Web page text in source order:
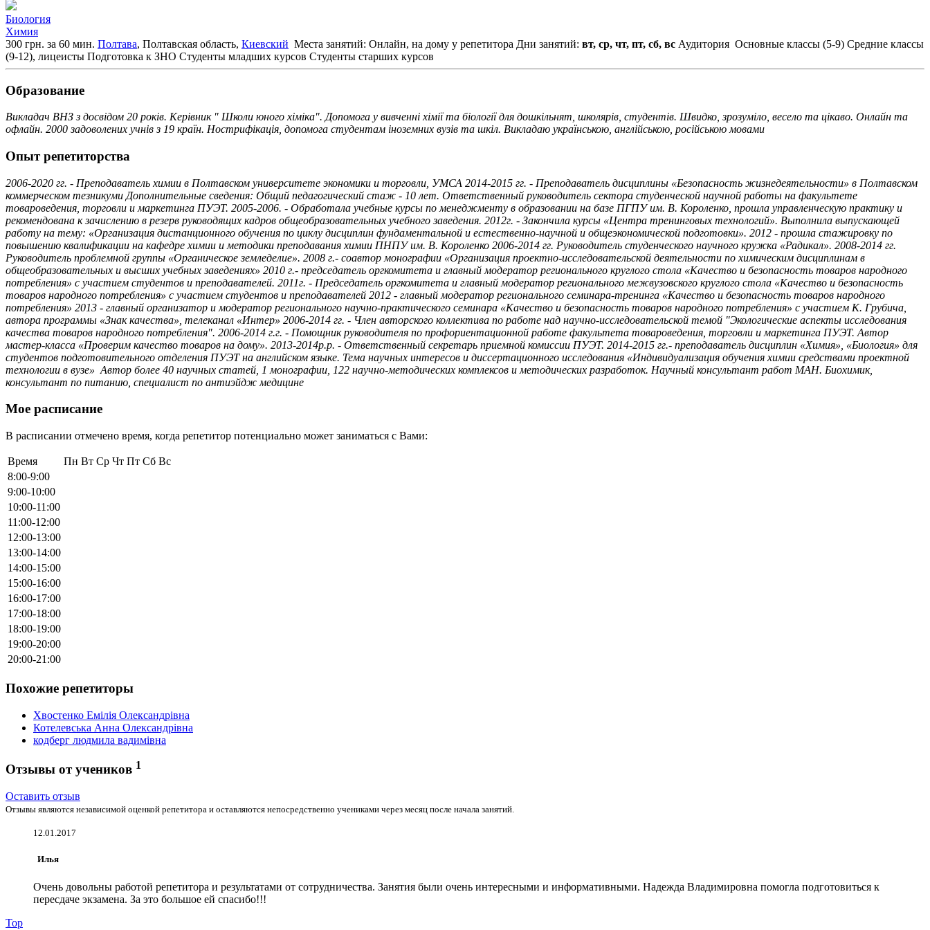
Биология
Химия
300 грн. за 60 мин. Полтава, Полтавская область, Киевский Места занятий: Онлайн, на дому у репетитора Дни занятий: вт, ср, чт, пт, сб, вс Аудитория Основные классы (5-9) Средние классы
(9-12), лицеисты Подготовка к ЗНО Студенты младших курсов Студенты старших курсов
Образование
Викладач ВНЗ з досвідом 20 років. Керівник " Школи юного хіміка". Допомога у вивченні хімії та біології для дошкільнят, школярів, студентів. Швидко, зрозуміло, весело та цікаво. Онлайн та
офлайн. 2000 задоволених учнів з 19 країн. Нострифікація, допомога студентам іноземних вузів та шкіл. Викладаю українською, англійською, російською мовами
Опыт репетиторства
2006-2020 гг. - Преподаватель химии в Полтавском университете экономики и торговли, УМСА 2014-2015 гг. - Преподаватель дисциплины «Безопасность жизнедеятельности» в Полтавском
коммерческом тезникуми Дополнительные сведения: Общий педагогический стаж - 10 лет. Ответственный руководитель сектора студенческой научной работы на факультете
товароведения, торговли и маркетинга ПУЭТ. 2005-2006. - Обработала учебные курсы по менеджменту в образовании на базе ПГПУ им. В. Короленко, прошла управленческую практику и
рекомендована к зачислению в резерв руководящих кадров общеобразовательных учебного заведения. 2012г. - Закончила курсы «Центра тренинговых технологий». Выполнила выпускающей
работу на тему: «Организация дистанционного обучения по циклу дисциплин фундаментальной и естественно-научной и общеэкономической подготовки». 2012 - прошла стажировку по
повышению квалификации на кафедре химии и методики преподавания химии ПНПУ им. В. Короленко 2006-2014 гг. Руководитель студенческого научного кружка «Радикал». 2008-2014 гг.
Руководитель проблемной группы «Органическое земледелие». 2008 г.- соавтор монографии «Организация проектно-исследовательской деятельности по химическим дисциплинам в
общеобразовательных и высших учебных заведениях» 2010 г.- председатель оргкомитета и главный модератор регионального круглого стола «Качество и безопасность товаров народного
потребления» с участием студентов и преподавателей. 2011г. - Председатель оргкомитета и главный модератор регионального межвузовского круглого стола «Качество и безопасность
товаров народного потребления» с участием студентов и преподавателей 2012 - главный модератор регионального семинара-тренинга «Качество и безопасность товаров народного
потребления» 2013 - главный организатор и модератор регионального научно-практического семинара «Качество и безопасность товаров народного потребления» с участием К. Грубича,
автора программы «Знак качества», телеканал «Интер» 2006-2014 гг. - Член авторского коллектива по работе над научно-исследовательской темой "Экологические аспекты исследования
качества товаров народного потребления". 2006-2014 г.г. - Помощник руководителя по профориентационной работе факультета товароведения, торговли и маркетинга ПУЭТ. Автор
мастер-класса «Проверим качество товаров на дому». 2013-2014р.р. - Ответственный секретарь приемной комиссии ПУЭТ. 2014-2015 гг.- преподаватель дисциплин «Химия», «Биология» для
студентов подготовительного отделения ПУЭТ на английском языке. Тема научных интересов и диссертационного исследования «Индивидуализация обучения химии средствами проектной
технологии в вузе» Автор более 40 научных статей, 1 монографии, 122 научно-методических комплексов и методических разработок. Научный консультант работ МАН. Биохимик,
консультант по питанию, специалист по антиэйдж медицине
Мое расписание
В расписании отмечено время, когда репетитор потенциально может заниматься с Вами:
Время Пн Вт Ср Чт Пт Сб Вс
8:00-9:00
9:00-10:00
10:00-11:00
11:00-12:00
12:00-13:00
13:00-14:00
14:00-15:00
15:00-16:00
16:00-17:00
17:00-18:00
18:00-19:00
19:00-20:00
20:00-21:00
Похожие репетиторы
Хвостенко Емілія Олександрівна
Котелевська Анна Олександрівна
кодберг людмила вадимівна
Отзывы от учеников 1
Оставить отзыв
Отзывы являются независимой оценкой репетитора и оставляются непосредственно учениками через месяц после начала занятий.
12.01.2017
Илья
Очень довольны работой репетитора и результатами от сотрудничества. Занятия были очень интересными и информативными. Надежда Владимировна помогла подготовиться к
пересдаче экзамена. За это большое ей спасибо!!!
Top